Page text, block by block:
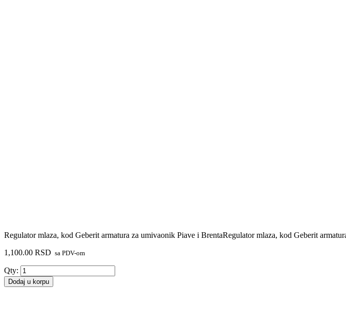
Regulator mlaza, kod Geberit armatura za umivaonik Piave i BrentaRegulator mlaza, kod Geberit
1,100.00 RSD sa PDV-om
Qty: Regulator
mlaza,
kod
Dodaj u korpu